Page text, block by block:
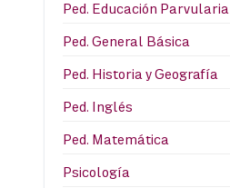
Ped. Educación Parvularia
Ped. General Básica
Ped. Historia y Geografía
Ped. Inglés
Ped. Matemática
Psicología